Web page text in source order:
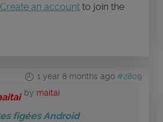
Create an account to join the
1 year 8 months ago #2809
by maitai
figées Android